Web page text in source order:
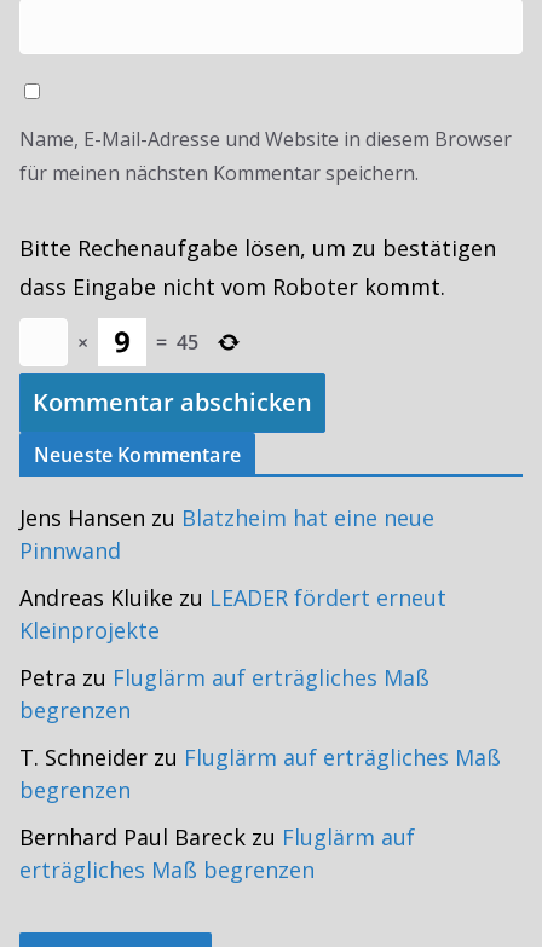
Name, E-Mail-Adresse und Website in diesem Browser
für meinen nächsten Kommentar speichern.
Bitte Rechenaufgabe lösen, um zu bestätigen
dass Eingabe nicht vom Roboter kommt.
× = 45
Neueste Kommentare
Jens Hansen zu Blatzheim hat eine neue
Pinnwand
Andreas Kluike zu LEADER fördert erneut
Kleinprojekte
Petra zu Fluglärm auf erträgliches Maß
begrenzen
T. Schneider zu Fluglärm auf erträgliches Maß
begrenzen
Bernhard Paul Bareck zu Fluglärm auf
erträgliches Maß begrenzen